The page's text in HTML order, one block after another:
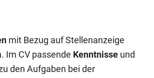
mit Bezug auf Stellenanzeige
Im CV passende Kenntnisse und
den Aufgaben bei der